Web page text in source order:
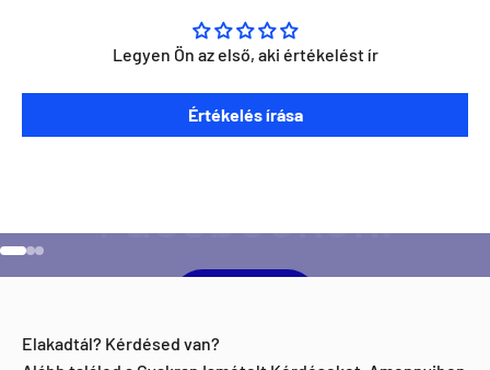
Legyen Ön az első, aki értékelést ír
Értékelés írása
Szeretnéd ha napra kész lennél minden Direct Darts
aktivitással kapcsolatban?
Elakadtál? Kérdésed van?